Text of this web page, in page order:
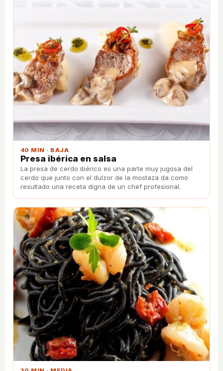
40 MIN · BAJA
Presa ibérica en salsa
La presa de cerdo ibérico es una parte muy jugosa del
cerdo que junto con el dulzor de la mostaza da como
resultado una receta digna de un chef profesional.